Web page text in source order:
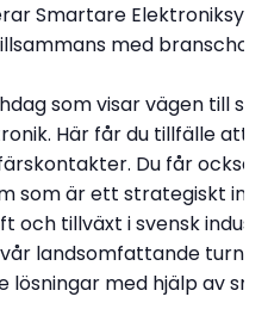
Smartare
med
som visar vägen till
Här får du tillfälle att
Du får också
som är ett strategiskt
och tillväxt i svensk
landsomfattande turné
lösningar med hjälp av